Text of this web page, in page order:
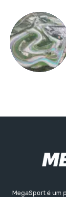
MegaSport é um